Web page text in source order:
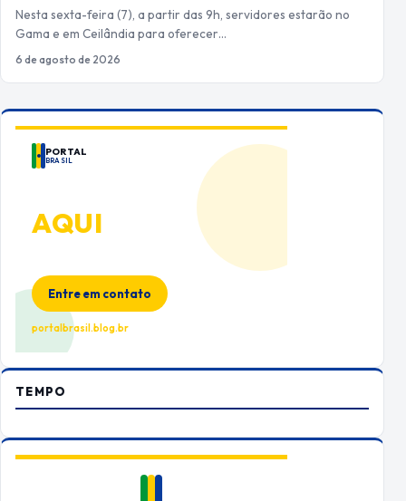
Nesta sexta-feira (7), a partir das 9h, servidores estarão no
Gama e em Ceilândia para oferecer…
6 de agosto de 2026
PORTAL
BRASIL
AQUI
Entre em contato
portalbrasil.blog.br
TEMPO